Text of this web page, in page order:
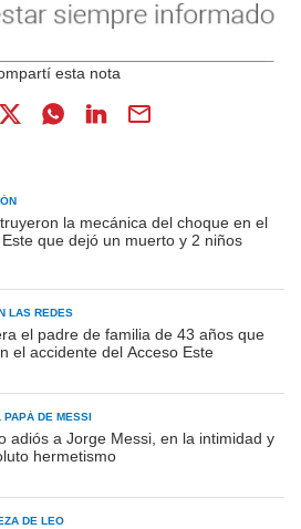
la mecánica del choque en el
que dejó un muerto y 2 niños
LAS REDES
el padre de familia de 43 años que
el accidente del Acceso Este
PAPÁ DE MESSI
adiós a Jorge Messi, en la intimidad y
hermetismo
DE LEO